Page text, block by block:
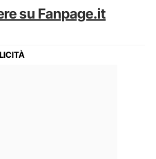
su Fanpage.it